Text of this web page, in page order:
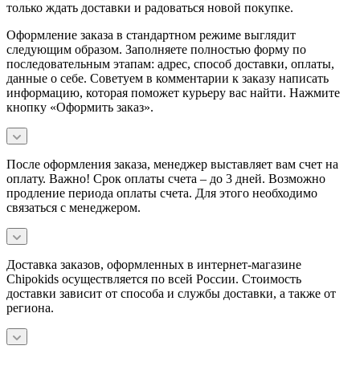
только ждать доставки и радоваться новой покупке.
Оформление заказа в стандартном режиме выглядит
следующим образом. Заполняете полностью форму по
последовательным этапам: адрес, способ доставки, оплаты,
данные о себе. Советуем в комментарии к заказу написать
информацию, которая поможет курьеру вас найти. Нажмите
кнопку «Оформить заказ».
После оформления заказа, менеджер выставляет вам счет на
оплату. Важно! Срок оплаты счета – до 3 дней. Возможно
продление периода оплаты счета. Для этого необходимо
связаться с менеджером.
Доставка заказов, оформленных в интернет-магазине
Chipokids осуществляется по всей России. Стоимость
доставки зависит от способа и службы доставки, а также от
региона.